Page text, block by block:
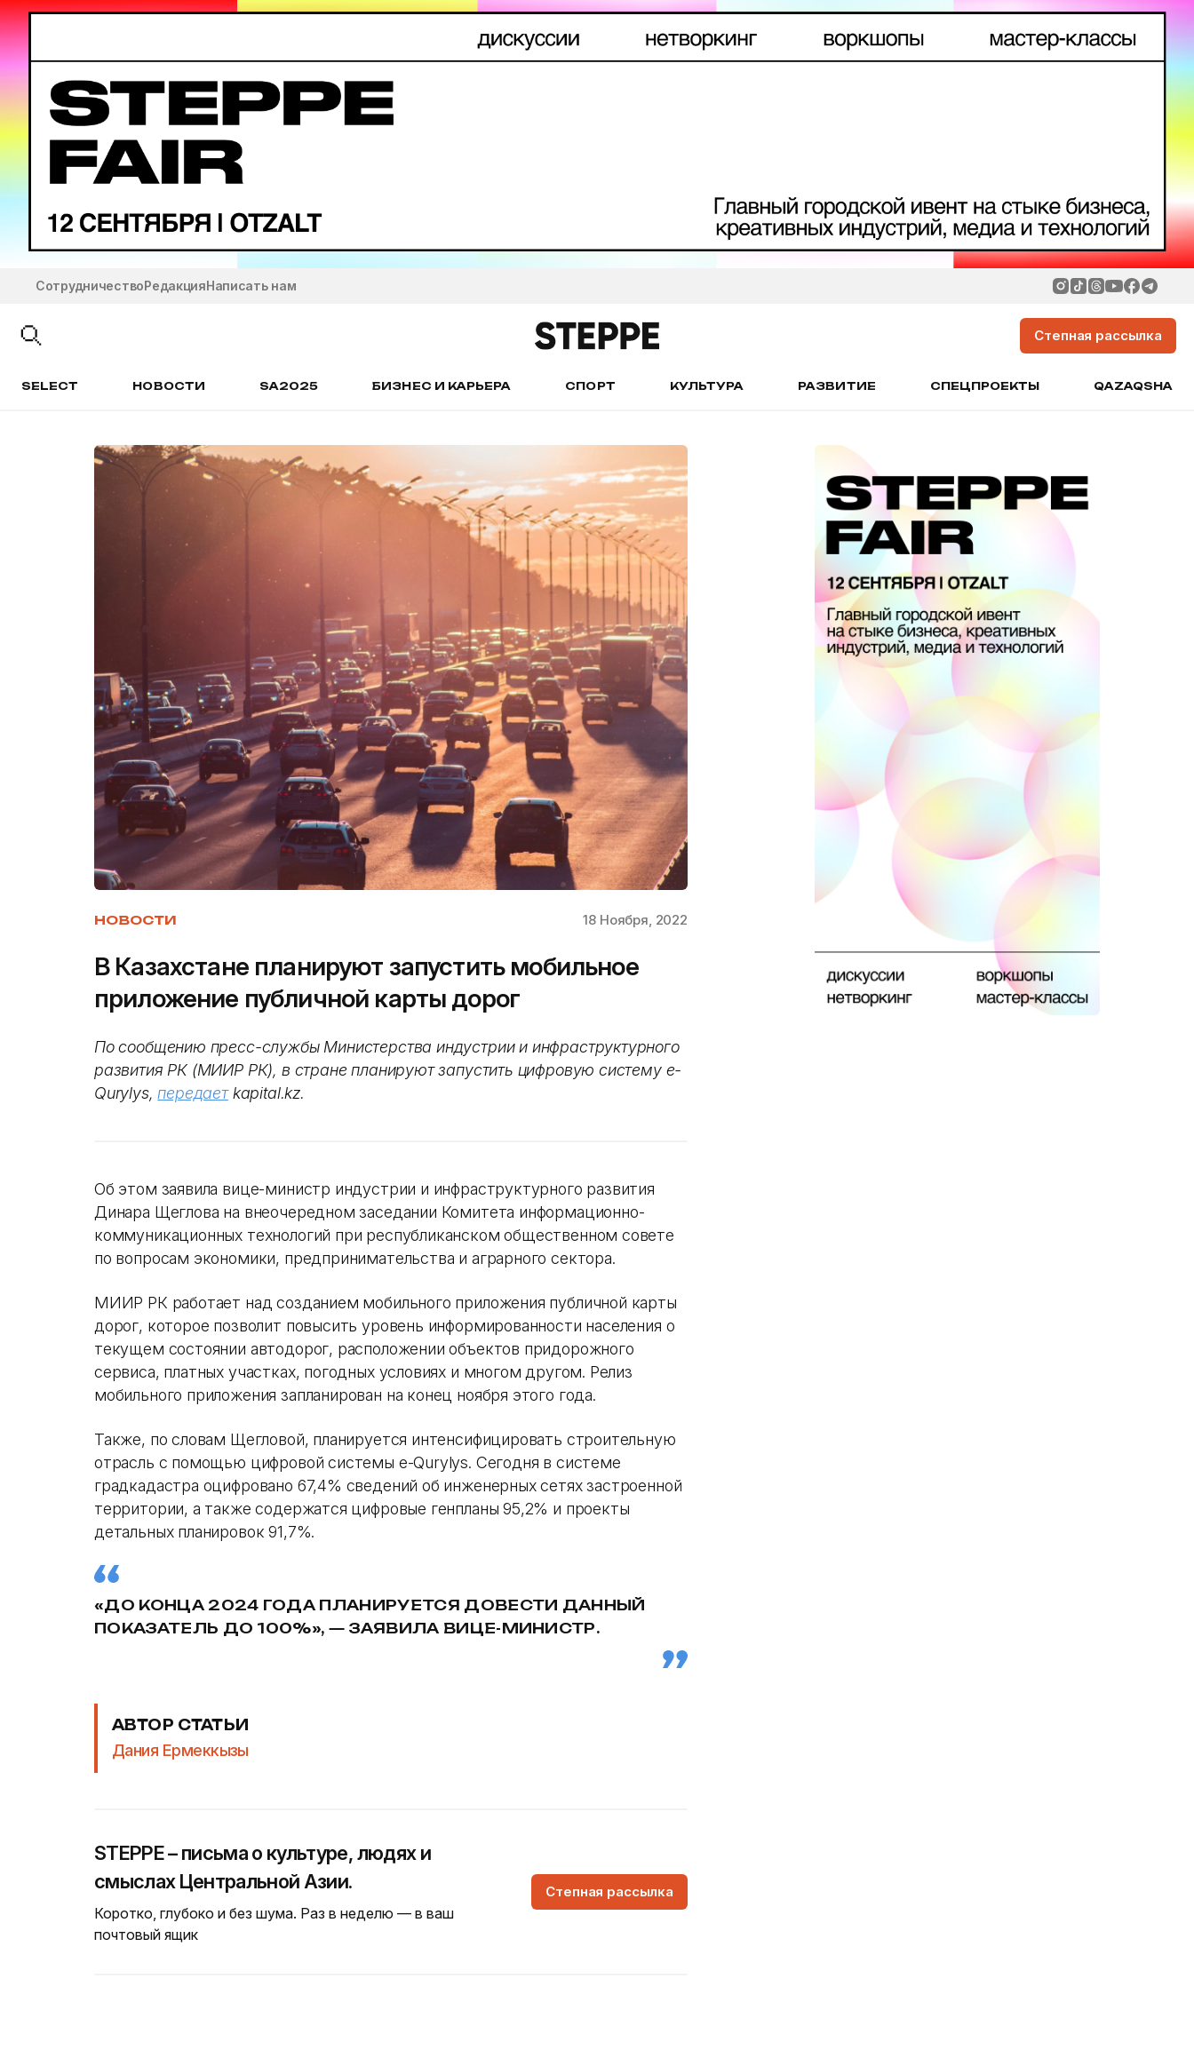
СотрудничествоРедакцияНаписать нам
Степная рассылка
SELECT НОВОСТИ SA2025 БИЗНЕС И КАРЬЕРА СПОРТ КУЛЬТУРА РАЗВИТИЕ СПЕЦПРОЕКТЫ QAZAQSHA
НОВОСТИ 18 Ноября, 2022
В Казахстане планируют запустить мобильное
приложение публичной карты дорог
По сообщению пресс-службы Министерства индустрии и инфраструктурного
развития РК (МИИР РК), в стране планируют запустить цифровую систему e-
Qurylys,передаетkapital.kz.
Об этом заявила вице-министр индустрии и инфраструктурного развития
Динара Щеглова на внеочередном заседании Комитета информационно-
коммуникационных технологий при республиканском общественном совете
по вопросам экономики, предпринимательства и аграрного сектора.
МИИР РК работает над созданием мобильного приложения публичной карты
дорог, которое позволит повысить уровень информированности населения о
текущем состоянии автодорог, расположении объектов придорожного
сервиса, платных участках, погодных условиях и многом другом. Релиз
мобильного приложения запланирован на конец ноября этого года.
Также, по словам Щегловой, планируется интенсифицировать строительную
отрасль с помощью цифровой системы e-Qurylys. Сегодня в системе
градкадастра оцифровано 67,4% сведений об инженерных сетях застроенной
территории, а также содержатся цифровые генпланы 95,2% и проекты
детальных планировок 91,7%.
«ДО КОНЦА 2024 ГОДА ПЛАНИРУЕТСЯ ДОВЕСТИ ДАННЫЙ
ПОКАЗАТЕЛЬ ДО 100%», — ЗАЯВИЛА ВИЦЕ-МИНИСТР.
АВТОР СТАТЬИ
Дания Ермеккызы
STEPPE – письма о культуре, людях и
смыслах Центральной Азии.
Коротко, глубоко и без шума. Раз в неделю — в ваш
почтовый ящик
Степная рассылка